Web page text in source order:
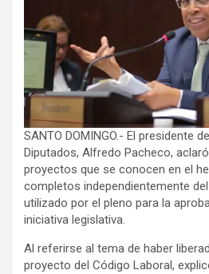
SANTO DOMINGO.- El presidente
Diputados, Alfredo Pacheco,
proyectos que se conocen en el
completos independientemente
utilizado por el pleno para la
iniciativa legislativa.
Al referirse al tema de haber
proyecto del Código Laboral,